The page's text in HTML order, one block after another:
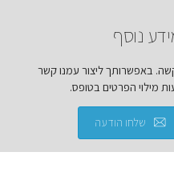
נוסף
באפשרותך ליצור עמנו קשר
מילוי הפרטים בטופס.
שלחו הודעה